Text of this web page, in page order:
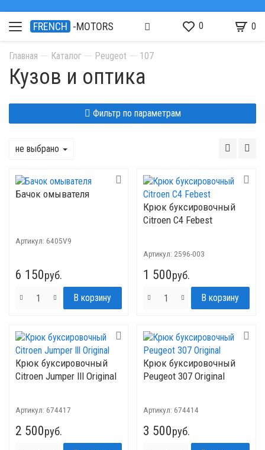
FRENCH -MOTORS 0 0
Главная Каталог Peugeot 107
Кузов и оптика
Фильтр по параметрам
не выбрано
Бачок омывателя
Артикул: 6405V9
6 150руб.
Крюк буксировочный
Citroen C4 Febest
Артикул: 2596-003
1 500руб.
Крюк буксировочный
Citroen Jumper lll Original
Артикул: 674417
2 500руб.
Крюк буксировочный
Peugeot 307 Original
Артикул: 674414
3 500руб.